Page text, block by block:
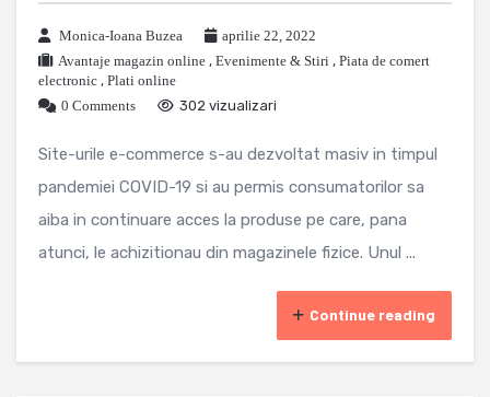
Monica-Ioana Buzea
aprilie 22, 2022
Avantaje magazin online , Evenimente & Stiri , Piata de comert
electronic , Plati online
0 Comments
302 vizualizari
Site-urile e-commerce s-au dezvoltat masiv in timpul
pandemiei COVID-19 si au permis consumatorilor sa
aiba in continuare acces la produse pe care, pana
atunci, le achizitionau din magazinele fizice. Unul ...
Continue reading